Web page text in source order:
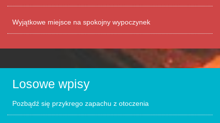
Wyjątkowe miejsce na spokojny wypoczynek
Losowe wpisy
Pozbądź się przykrego zapachu z otoczenia